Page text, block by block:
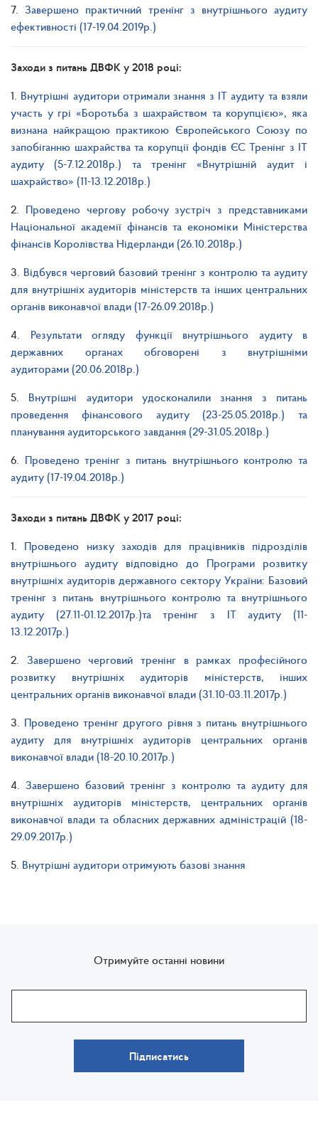
7.Завершено практичний тренінг з внутрішнього аудиту
ефективності (17-19.04.2019р.)
Заходи з питань ДВФК у 2018 році:
1. Внутрішні аудитори отримали знання з ІТ аудиту та взяли
участь у грі «Боротьба з шахрайством та корупцією», яка
визнана найкращою практикою Європейського Союзу по
запобіганню шахрайства та корупції фондів ЄС Тренінг з ІТ
аудиту (5-7.12.2018р.) та тренінг «Внутрішній аудит і
шахрайство» (11-13.12.2018р.)
2. Проведено чергову робочу зустріч з представниками
Національної академії фінансів та економіки Міністерства
фінансів Королівства Нідерланди (26.10.2018р.)
3. Відбувся черговий базовий тренінг з контролю та аудиту
для внутрішніх аудиторів міністерств та інших центральних
органів виконавчої влади (17-26.09.2018р.)
4. Результати огляду функції внутрішнього аудиту в
державних органах обговорені з внутрішніми
аудиторами (20.06.2018р.)
5. Внутрішні аудитори удосконалили знання з питань
проведення фінансового аудиту (23-25.05.2018р.) та
планування аудиторського завдання (29-31.05.2018р.)
6. Проведено тренінг з питань внутрішнього контролю та
аудиту (17-19.04.2018р.)
Заходи з питань ДВФК у 2017 році:
1. Проведено низку заходів для працівників підрозділів
внутрішнього аудиту відповідно до Програми розвитку
внутрішніх аудиторів державного сектору України: Базовий
тренінг з питань внутрішнього контролю та внутрішнього
аудиту (27.11-01.12.2017р.)та тренінг з ІТ аудиту (11-
13.12.2017р.)
2. Завершено черговий тренінг в рамках професійного
розвитку внутрішніх аудиторів міністерств, інших
центральних органів виконавчої влади (31.10-03.11.2017р.)
3. Проведено тренінг другого рівня з питань внутрішнього
аудиту для внутрішніх аудиторів центральних органів
виконавчої влади (18-20.10.2017р.)
4. Завершено базовий тренінг з контролю та аудиту для
внутрішніх аудиторів міністерств, центральних органів
виконавчої влади та обласних державних адміністрацій (18-
29.09.2017р.)
5. Внутрішні аудитори отримують базові знання
Отримуйте останні новини
Підписатись